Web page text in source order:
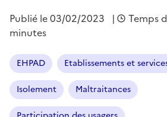
Publié le03/02/2023 |
Temps
minutes
EHPAD Etablissements et
Isolement Maltraitances